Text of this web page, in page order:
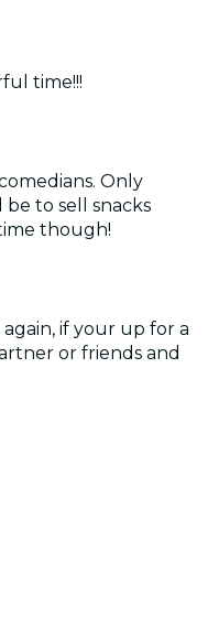
time!!!
Only
to sell snacks
though!
if your up for a
or friends and